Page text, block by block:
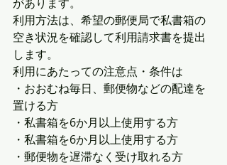
利用方法は、希望の郵便局で私書箱の
空き状況を確認して利用請求書を提出
します。
利用にあたっての注意点・条件は
・おおむね毎日、郵便物などの配達を
置ける方
・私書箱を6か月以上使用する方
・私書箱を6か月以上使用する方
・郵便物を遅滞なく受け取れる方